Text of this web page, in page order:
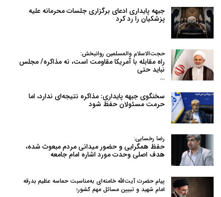
جبهه پایداری ادعای برگزاری جلسات محرمانه علیه
پزشکیان را رد کرد
حجت‌الاسلام والمسلمین روانبخش:
راه مقابله با آمریکا مقاومت است، نه مذاکره/ مجلس
نباید حتی
…
سخنگوی جبهه پایداری: مذاکره نتیجه‌ای ندارد، اما
حرمت مسئولان حفظ شود
رضا رخسایی:
حفظ همگرایی و حضور میدانی مردم مبعوث شده،
هدف اصلی وحدت مورد اشاره امام جامعه
پیام حضرت آیت‌الله خامنه‌ای به‌مناسبت حماسه عظیم بدرقه
امام شهید و تبیین مسائل مهم کشور؛